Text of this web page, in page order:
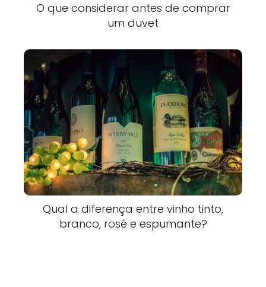
O que considerar antes de comprar
um duvet
Qual a diferença entre vinho tinto,
branco, rosé e espumante?